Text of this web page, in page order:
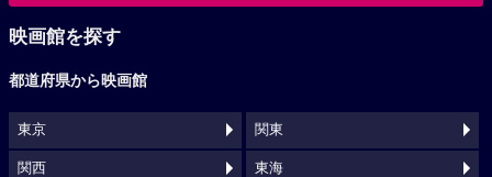
映画館を探す
都道府県から映画館
東京 関東
関西 東海